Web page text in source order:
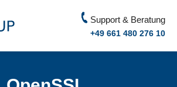
Support & Beratung
+49 661 480 276 10